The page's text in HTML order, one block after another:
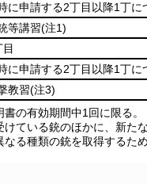
に申請する2丁目以降1丁に
等講習(注1)
に申請する2丁目以降1丁に
教習(注3)
の有効期間中1回に限る。
ている銃のほかに、新た
る種類の銃を取得するた